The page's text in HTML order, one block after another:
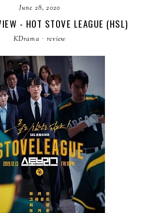
June 28, 2020
- HOT STOVE LEAGUE (HSL)
KDrama · review